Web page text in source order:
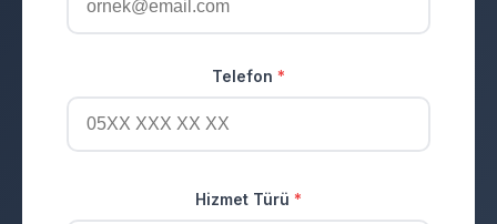
Telefon *
Hizmet Türü *